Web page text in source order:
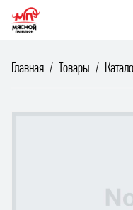
Главная Товары